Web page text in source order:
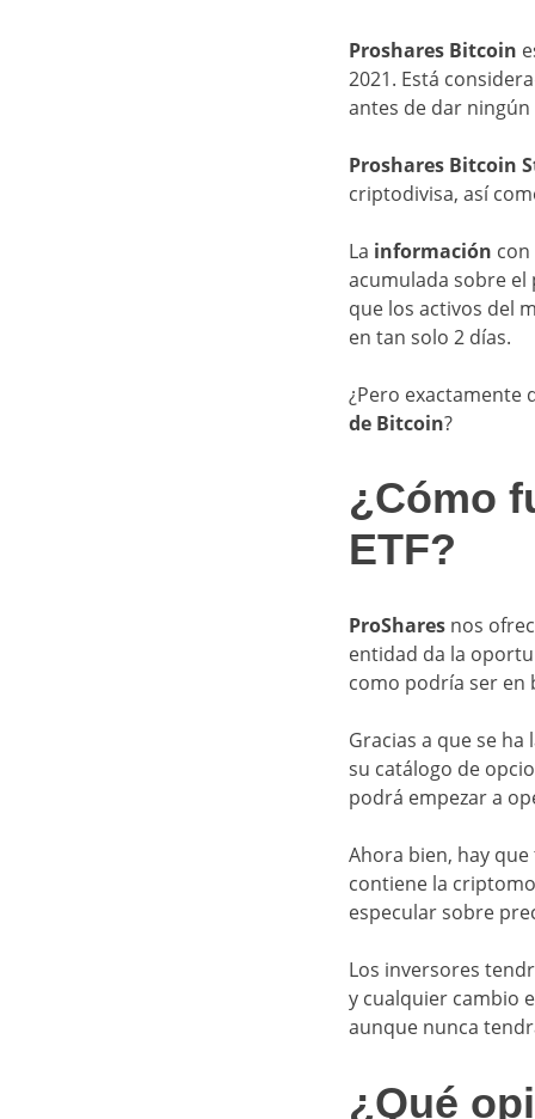
Proshares Bitcoin
2021. Está
antes de dar ningún
Proshares Bitcoin
criptodivisa, así
La información
acumulada sobre
que los activos del
en tan solo 2 días.
¿Pero exactamente
de Bitcoin?
¿Cómo
ETF?
ProShares nos
entidad da la
como podría ser
Gracias a que se
su catálogo de
podrá empezar a
Ahora bien, hay
contiene la
especular sobre
Los inversores
y cualquier cambio
aunque nunca
¿Qué